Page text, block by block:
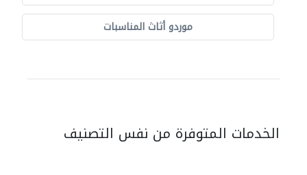
موردو أثاث المناسبات
الخدمات المتوفرة من نفس التصنيف